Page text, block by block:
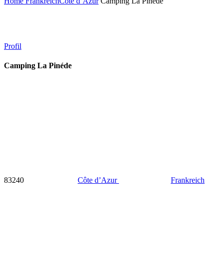
Profil
Camping La Pinéde
83240 Côte d’Azur Frankreich